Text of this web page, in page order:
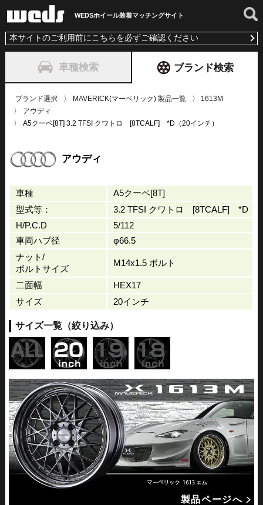
WEDSホイール装着マッチングサイト
本サイトのご利用前にこちらを必ずご確認ください
車種検索 ブランド検索
ブランド選択 MAVERICK(マーベリック) 製品一覧
1613M
アウディ
A5クーペ[8T] 3.2 TFSI クワトロ [8TCALF] *D（20インチ）
アウディ
車種
A5クーペ[8T]
型式等：
3.2 TFSI クワトロ [8TCALF] *D
H/P.C.D
5/112
車両ハブ径
φ66.5
ナット/
ボルトサイズ
M14x1.5 ボルト
二面幅
HEX17
サイズ
20インチ
サイズ一覧（絞り込み）
製品ページへ